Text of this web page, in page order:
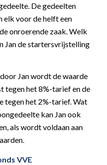
De gedeelten
elk voor de helft een
onroerende zaak. Welk
Jan de startersvrijstelling
Jan wordt de waarde
tegen het 8%-tarief en de
tegen het 2%-tarief. Wat
kan Jan ook
als wordt voldaan aan
VVE